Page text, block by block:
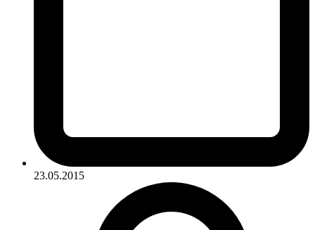
23.05.2015